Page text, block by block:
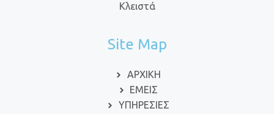
Κλειστά
Site Map
ΑΡΧΙΚΗ
ΕΜΕΙΣ
ΥΠΗΡΕΣΙΕΣ